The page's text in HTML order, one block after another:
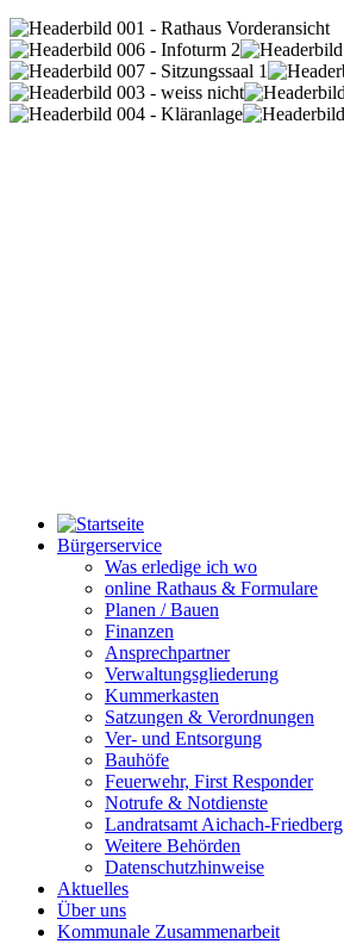
Bürgerservice
Was erledige ich wo
online Rathaus & Formulare
Planen / Bauen
Finanzen
Ansprechpartner
Verwaltungsgliederung
Kummerkasten
Satzungen & Verordnungen
Ver- und Entsorgung
Bauhöfe
Feuerwehr, First Responder
Notrufe & Notdienste
Landratsamt Aichach-Friedberg
Weitere Behörden
Datenschutzhinweise
Aktuelles
Über uns
Kommunale Zusammenarbeit